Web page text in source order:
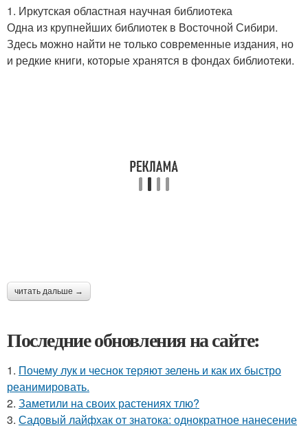
1. Иркутская областная научная библиотека
Одна из крупнейших библиотек в Восточной Сибири.
Здесь можно найти не только современные издания, но
и редкие книги, которые хранятся в фондах библиотеки.
читать дальше →
Последние обновления на сайте:
1. Почему лук и чеснок теряют зелень и как их быстро
реанимировать.
2. Заметили на своих растениях тлю?
3. Садовый лайфхак от знатока: однократное нанесение